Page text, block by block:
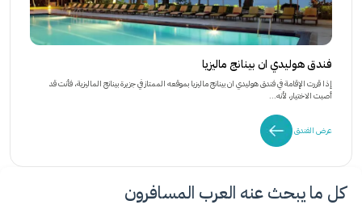
فندق هوليدي ان بينانج ماليزيا
إذا قررت الإقامة في فندق هوليدي ان بينانج ماليزيا بموقعه الممتاز في جزيرة بينانج الماليزية، فأنت قد
أصبت الاختيار، لأنه...
عرض الفندق
كل ما يبحث عنه العرب المسافرون